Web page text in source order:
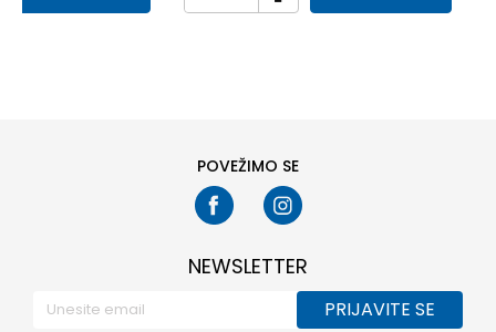
POVEŽIMO SE
NEWSLETTER
PRIJAVITE SE